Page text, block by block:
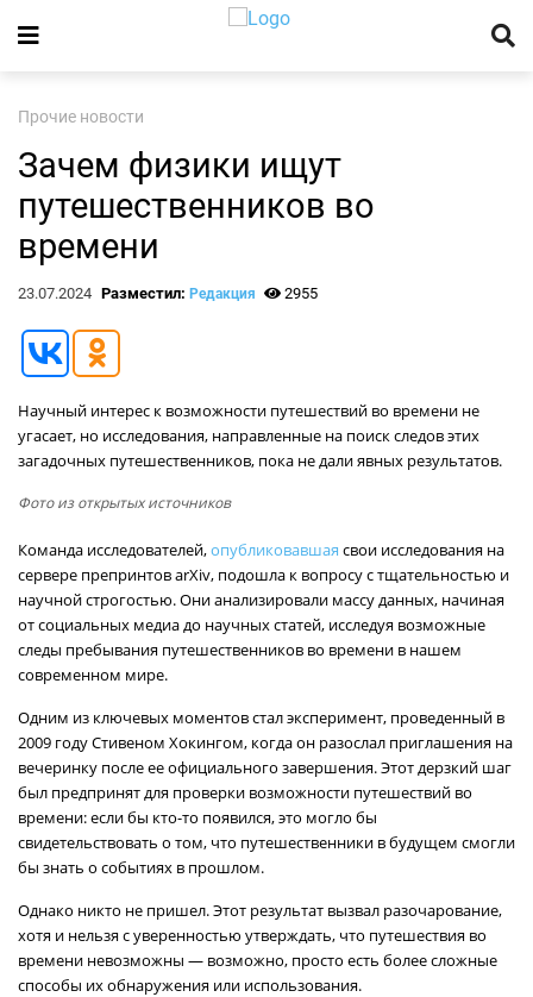
Прочие новости
Зачем физики ищут
путешественников во
времени
23.07.2024 Разместил: Редакция 2955
Научный интерес к возможности путешествий во времени не
угасает, но исследования, направленные на поиск следов этих
загадочных путешественников, пока не дали явных результатов.
Фото из открытых источников
Команда исследователей,опубликовавшая свои исследования на
сервере препринтов arXiv, подошла к вопросу с тщательностью и
научной строгостью. Они анализировали массу данных, начиная
от социальных медиа до научных статей, исследуя возможные
следы пребывания путешественников во времени в нашем
современном мире.
Одним из ключевых моментов стал эксперимент, проведенный в
2009 году Стивеном Хокингом, когда он разослал приглашения на
вечеринку после ее официального завершения. Этот дерзкий шаг
был предпринят для проверки возможности путешествий во
времени: если бы кто-то появился, это могло бы
свидетельствовать о том, что путешественники в будущем смогли
бы знать о событиях в прошлом.
Однако никто не пришел. Этот результат вызвал разочарование,
хотя и нельзя с уверенностью утверждать, что путешествия во
времени невозможны — возможно, просто есть более сложные
способы их обнаружения или использования.